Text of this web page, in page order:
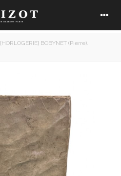
[HORLOGERIE] BOBYNET (Pierre).